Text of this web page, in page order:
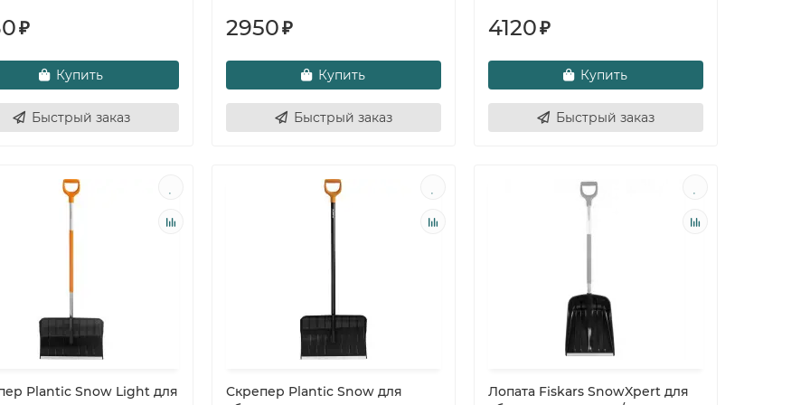
₽
Купить
Быстрый заказ
2950₽
Купить
Быстрый заказ
4120₽
Купить
Быстрый заказ
Plantic Snow Light для
Скрепер Plantic Snow для
Лопата Fiskars SnowXpert для